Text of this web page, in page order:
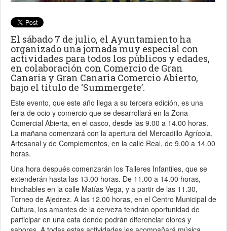
El sábado 7 de julio, el Ayuntamiento ha
organizado una jornada muy especial con
actividades para todos los públicos y edades,
en colaboración con Comercio de Gran
Canaria y Gran Canaria Comercio Abierto,
bajo el título de ‘Summergete’.
Este evento, que este año llega a su tercera edición, es una
feria de ocio y comercio que se desarrollará en la Zona
Comercial Abierta, en el casco, desde las 9.00 a 14.00 horas.
La mañana comenzará con la apertura del Mercadillo Agrícola,
Artesanal y de Complementos, en la calle Real, de 9.00 a 14.00
horas.
Una hora después comenzarán los Talleres Infantiles, que se
extenderán hasta las 13.00 horas. De 11.00 a 14.00 horas,
hinchables en la calle Matías Vega, y a partir de las 11.30,
Torneo de Ajedrez. A las 12.00 horas, en el Centro Municipal de
Cultura, los amantes de la cerveza tendrán oportunidad de
participar en una cata donde podrán diferenciar olores y